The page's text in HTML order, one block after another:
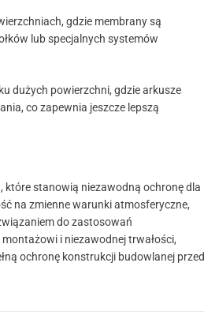
gdzie membrany są
lub specjalnych systemów
dużych powierzchni, gdzie arkusze
co zapewnia jeszcze lepszą
które stanowią niezawodną ochronę dla
na zmienne warunki atmosferyczne,
do zastosowań
i niezawodnej trwałości,
ochronę konstrukcji budowlanej przed